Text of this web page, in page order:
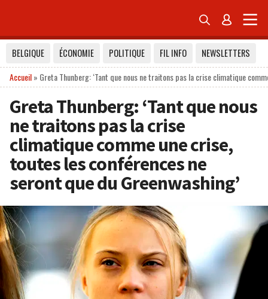
 
BELGIQUE ÉCONOMIE POLITIQUE FIL INFO
NEWSLETTERS
Accueil» Greta Thunberg: ‘Tant que nous ne traitons pas la crise climatique
Greta Thunberg: ‘Tant que nous
ne traitons pas la crise
climatique comme une crise,
toutes les conférences ne
seront que du Greenwashing’